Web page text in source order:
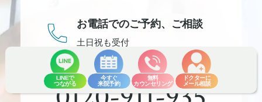
LINEで
つながる
今すぐ
来院予約
無料
カウンセリング
ドクターに
メール相談
お電話でのご予約、 ご相談
土日祝も受付